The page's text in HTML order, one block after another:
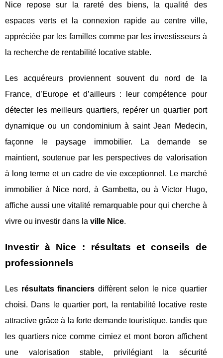
Nice repose sur la rareté des biens, la qualité des
espaces verts et la connexion rapide au centre ville,
appréciée par les familles comme par les investisseurs à
la recherche de rentabilité locative stable.
Les acquéreurs proviennent souvent du nord de la
France, d’Europe et d’ailleurs : leur compétence pour
détecter les meilleurs quartiers, repérer un quartier port
dynamique ou un condominium à saint Jean Medecin,
façonne le paysage immobilier. La demande se
maintient, soutenue par les perspectives de valorisation
à long terme et un cadre de vie exceptionnel. Le marché
immobilier à Nice nord, à Gambetta, ou à Victor Hugo,
affiche aussi une vitalité remarquable pour qui cherche à
vivre ou investir dans la ville Nice.
Investir à Nice : résultats et conseils de
professionnels
Les résultats financiers diffèrent selon le nice quartier
choisi. Dans le quartier port, la rentabilité locative reste
attractive grâce à la forte demande touristique, tandis que
les quartiers nice comme cimiez et mont boron affichent
une valorisation stable, privilégiant la sécurité